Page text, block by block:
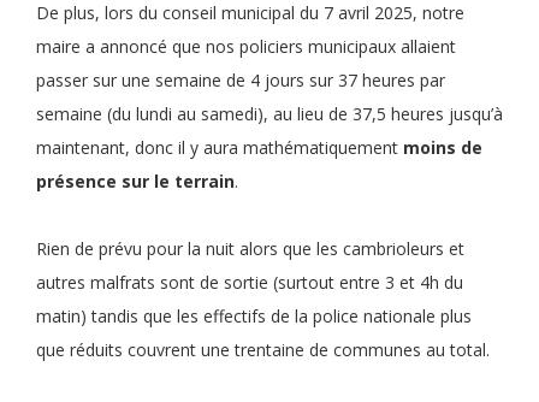
De plus, lors du conseil municipal du 7 avril 2025, notre
maire a annoncé que nos policiers municipaux allaient
passer sur une semaine de 4 jours sur 37 heures par
semaine (du lundi au samedi), au lieu de 37,5 heures jusqu’à
maintenant, donc il y aura mathématiquement moins de
présence sur le terrain.
Rien de prévu pour la nuit alors que les cambrioleurs et
autres malfrats sont de sortie (surtout entre 3 et 4h du
matin) tandis que les effectifs de la police nationale plus
que réduits couvrent une trentaine de communes au total.